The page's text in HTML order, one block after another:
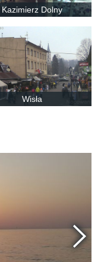
Kazimierz Dolny
Wisła